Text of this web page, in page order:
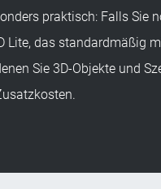
praktisch: Falls Sie
Lite, das standardmäßig
Sie 3D-Objekte und